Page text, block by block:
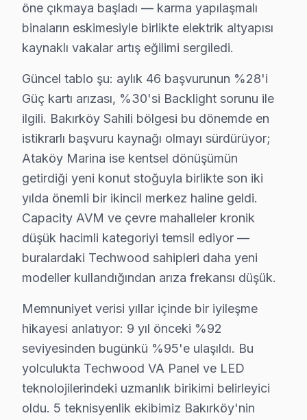
Fiyatlandırma prensibimiz üç sütuna dayanıyor:
Bakırköy'deki bu TV servis hacmi takvim boyunca
İkinci pik — Mart sonu: Bahar temizliği sırasında
Üçüncü pik — Haziran: Ramazan Bayramı ve yaz
Beşinci pik — Kasım: Alışveriş sezonu kampanyaları
Bakırköy Techwood TV Yerleştirme ve
Yeni bir Techwood televizyon aldıysanız,
Sunduğumuz kurulum seçenekleri:
• Bakırköy'de LED TV duvar askısı montajı (sabit,
• Bakırköy servisimizde gizli kablo düzeni ve kanal
• Bakırköy'de HDMI, ses sistemi ve uydu bağlantı
• Bakırköy'de Smart TV ağ yapılandırması ve kanal
Techwood TV'nizin ilk açılışından itibaren en iyi
Bakırköy'da Techwood Servis Güvencesi –
Techwood TV Servis Garanti Belgesi – Yazılı ve İmzalı
Bakırköy'de Techwood servis hizmetlerimizde
öne çıkmaya başladı — karma yapılaşmalı
binaların eskimesiyle birlikte elektrik altyapısı
kaynaklı vakalar artış eğilimi sergiledi.
Güncel tablo şu: aylık 46 başvurunun %28'i
Güç kartı arızası, %30'si Backlight sorunu ile
ilgili. Bakırköy Sahili bölgesi bu dönemde en
istikrarlı başvuru kaynağı olmayı sürdürüyor;
Ataköy Marina ise kentsel dönüşümün
getirdiği yeni konut stoğuyla birlikte son iki
yılda önemli bir ikincil merkez haline geldi.
Capacity AVM ve çevre mahalleler kronik
düşük hacimli kategoriyi temsil ediyor —
buralardaki Techwood sahipleri daha yeni
modeller kullandığından arıza frekansı düşük.
Memnuniyet verisi yıllar içinde bir iyileşme
hikayesi anlatıyor: 9 yıl önceki %92
seviyesinden bugünkü %95'e ulaşıldı. Bu
yolculukta Techwood VA Panel ve LED
teknolojilerindeki uzmanlık birikimi belirleyici
oldu. 5 teknisyenlik ekibimiz Bakırköy'nin